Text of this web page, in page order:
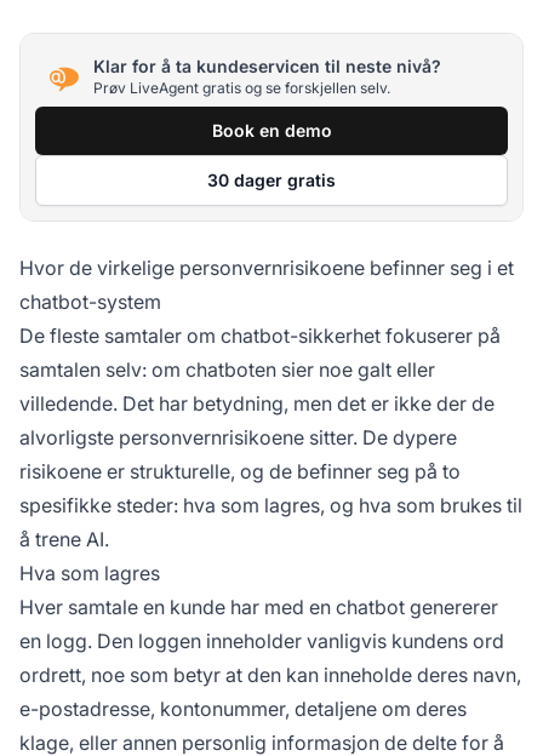
Klar for å ta kundeservicen til neste nivå?
Prøv LiveAgent gratis og se forskjellen selv.
Book en demo
30 dager gratis
Hvor de virkelige personvernrisikoene befinner seg i et
chatbot-system
De fleste samtaler om chatbot-sikkerhet fokuserer på
samtalen selv: om chatboten sier noe galt eller
villedende. Det har betydning, men det er ikke der de
alvorligste personvernrisikoene sitter. De dypere
risikoene er strukturelle, og de befinner seg på to
spesifikke steder: hva som lagres, og hva som brukes til
å trene AI.
Hva som lagres
Hver samtale en kunde har med en chatbot genererer
en logg. Den loggen inneholder vanligvis kundens ord
ordrett, noe som betyr at den kan inneholde deres navn,
e-postadresse, kontonummer, detaljene om deres
klage, eller annen personlig informasjon de delte for å